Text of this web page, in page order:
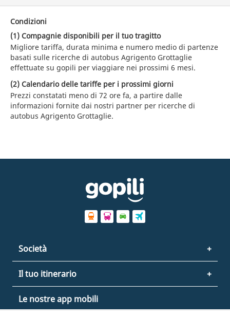
Condizioni
(1) Compagnie disponibili per il tuo tragitto
Migliore tariffa, durata minima e numero medio di partenze
basati sulle ricerche di autobus Agrigento Grottaglie
effettuate su gopili per viaggiare nei prossimi 6 mesi.
(2) Calendario delle tariffe per i prossimi giorni
Prezzi constatati meno di 72 ore fa, a partire dalle
informazioni fornite dai nostri partner per ricerche di
autobus Agrigento Grottaglie.
Società
Il tuo itinerario
Le nostre app mobili